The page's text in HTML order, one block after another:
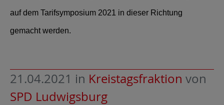
auf dem Tarifsymposium 2021 in dieser Richtung
gemacht werden.
21.04.2021 in Kreistagsfraktion von
SPD Ludwigsburg